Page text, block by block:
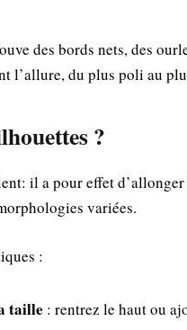
des bords nets, des
l’allure, du plus poli au
?
il a pour effet
variées.
:
taille : rentrez le haut ou